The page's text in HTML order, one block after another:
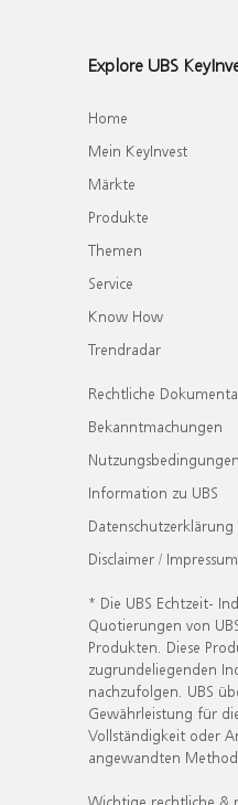
Explore UBS
Home
Mein KeyInvest
Märkte
Produkte
Themen
Service
Know How
Trendradar
Rechtliche
Bekanntmachungen
Nutzungsbedingungen
Information zu UBS
Datenschutzerklärung
Disclaimer / Impressum
* Die UBS Echtzeit-
Quotierungen von
Produkten. Diese
zugrundeliegenden
nachzufolgen. UBS
Gewährleistung für
Vollständigkeit oder
angewandten